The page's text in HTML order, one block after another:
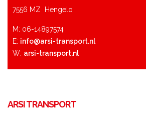
7556 MZ Hengelo
M: 06-14897574
E: info@arsi-transport.nl
W: arsi-transport.nl
ARSI TRANSPORT